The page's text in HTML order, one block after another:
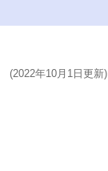
(2022年10月1日更新)